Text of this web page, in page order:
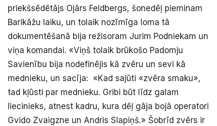
E-avīze Abonē
priekšsēdētājs Ojārs Feldbergs, šonedēļ pieminam
Barikāžu laiku, un tolaik nozīmīga loma tā
dokumentēšanā bija režisoram Jurim Podniekam un
viņa komandai. «Viņš tolaik brūkošo Padomju
Savienību bija nodefinējis kā zvēru un sevi kā
mednieku, un sacīja: «Kad sajūti «zvēra smaku»,
tad kļūsti par mednieku. Gribi būt līdz galam
liecinieks, atnest kadru, kura dēļ gāja bojā operatori
Gvido Zvaigzne un Andris Slapiņš.» Šobrīd zvērs ir